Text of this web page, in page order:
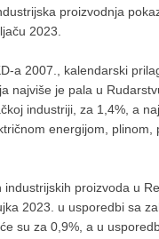
proizvodnja
2023.
a 2007., kalendarski
najviše je pala u
industriji, za 1,4%, a
energijom, plinom,
industrijskih proizvoda u
2023. u usporedbi sa
su za 0,9%, a u